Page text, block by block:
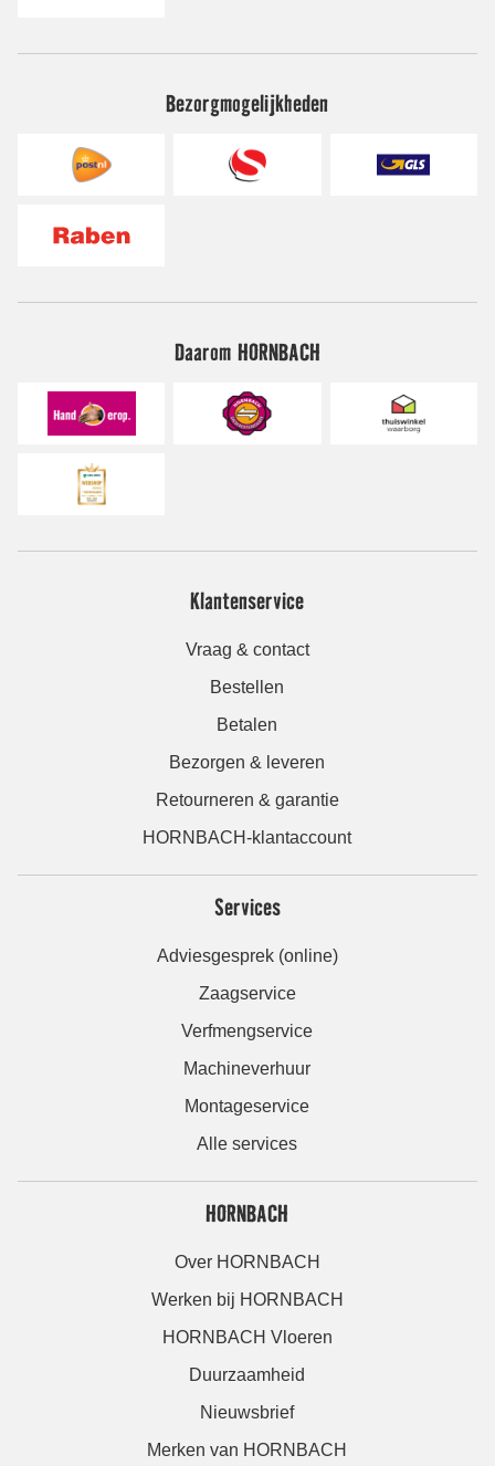
Bezorgmogelijkheden
Daarom HORNBACH
Klantenservice
Vraag & contact
Bestellen
Betalen
Bezorgen & leveren
Retourneren & garantie
HORNBACH-klantaccount
Services
Adviesgesprek (online)
Zaagservice
Verfmengservice
Machineverhuur
Montageservice
Alle services
HORNBACH
Over HORNBACH
Werken bij HORNBACH
HORNBACH Vloeren
Duurzaamheid
Nieuwsbrief
Merken van HORNBACH